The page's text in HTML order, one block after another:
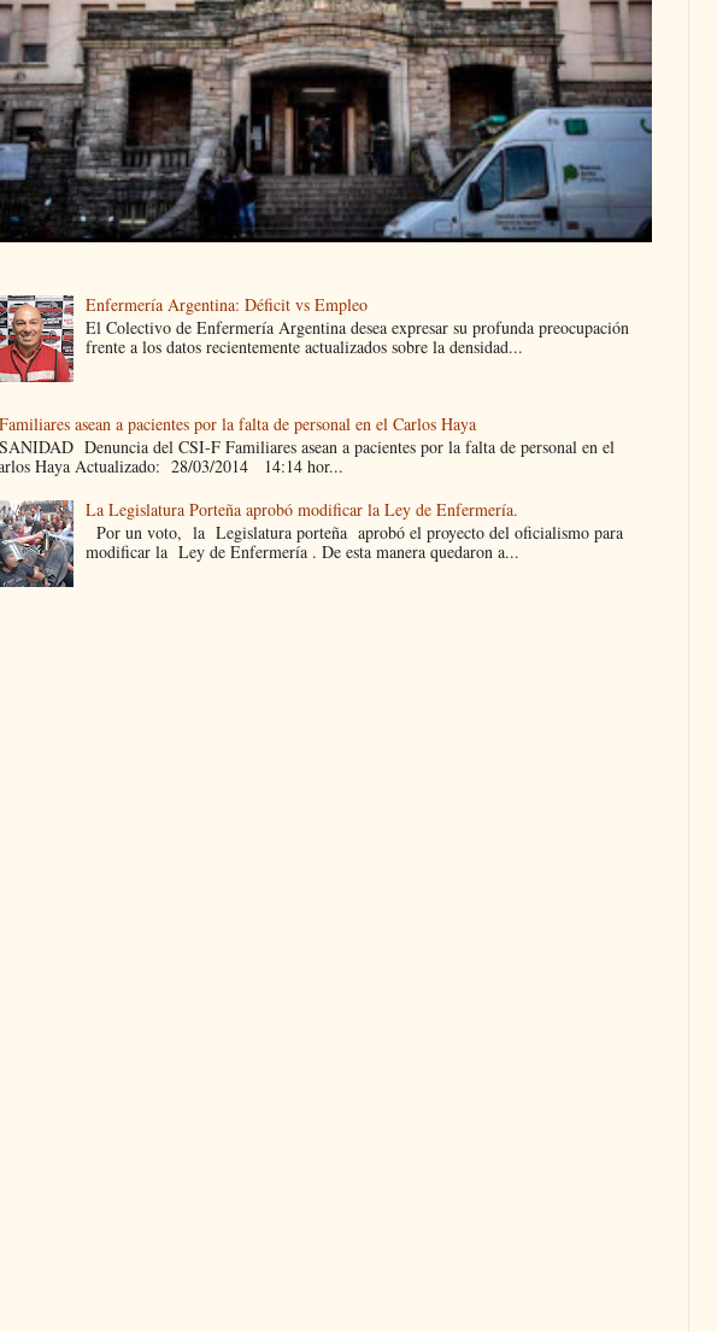
Enfermería Argentina: Déficit vs Empleo
El Colectivo de Enfermería Argentina desea expresar su profunda preocupación
frente a los datos recientemente actualizados sobre la densidad...
Familiares asean a pacientes por la falta de personal en el Carlos Haya
SANIDAD Denuncia del CSI-F Familiares asean a pacientes por la falta de personal en el
Haya Actualizado: 28/03/2014 14:14 hor...
La Legislatura Porteña aprobó modificar la Ley de Enfermería.
Por un voto, la Legislatura porteña aprobó el proyecto del oficialismo para
modificar la Ley de Enfermería . De esta manera quedaron a...